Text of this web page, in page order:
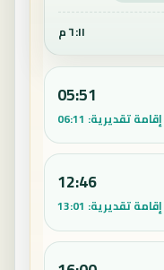
٦:١١ م
05:51
إقامة تقديرية: 06:11
12:46
إقامة تقديرية: 13:01